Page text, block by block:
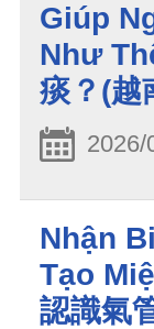
Giúp
Như
痰？(越
2026/
Nhận
Tạo
認識氣